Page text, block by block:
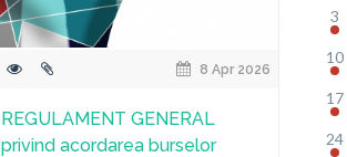
8 Apr 2026
REGULAMENT GENERAL
privind acordarea burselor
3
10
17
24